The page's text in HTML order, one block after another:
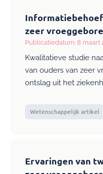
zeer
Publicatiedatum: 8 maart
Kwalitatieve studie
van ouders van zeer
ontslag uit het
Wetenschappelijk artikel
Ervaringen van